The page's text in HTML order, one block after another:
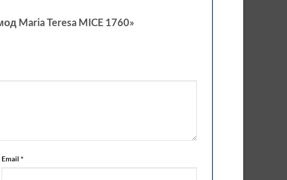
Maria Teresa MICE 1760»
Email *